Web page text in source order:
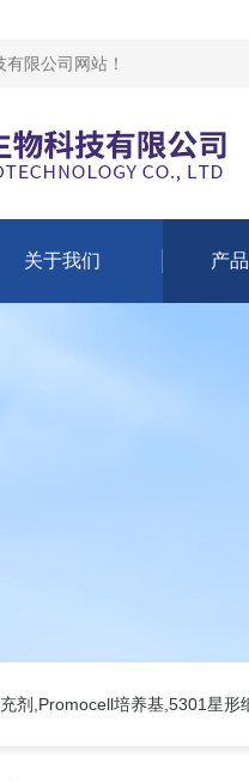
有限公司网站 ！
关于我们 产
剂,Promocell培养基,5301星形